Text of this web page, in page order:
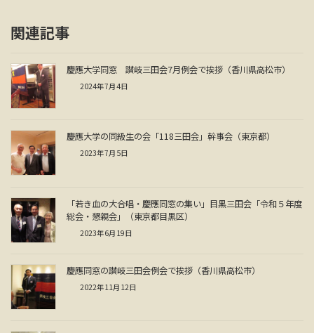
関連記事
慶應大学同窓 讃岐三田会7月例会で挨拶（香川県高松市）
2024年7月4日
慶應大学の同級生の会「118三田会」幹事会（東京都）
2023年7月5日
「若き血の大合唱・慶應同窓の集い」目黒三田会「令和５年度
総会・懇親会」（東京都目黒区）
2023年6月19日
慶應同窓の讃岐三田会例会で挨拶（香川県高松市）
2022年11月12日